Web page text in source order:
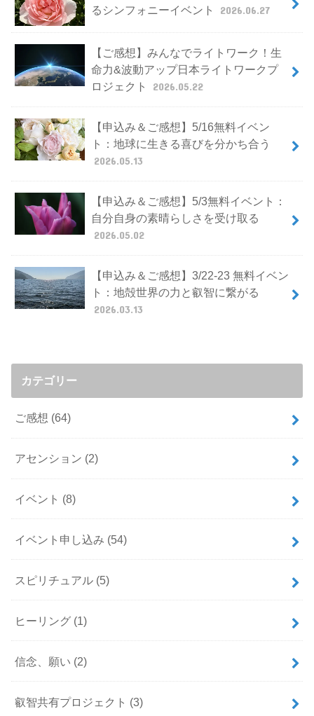
るシンフォニーイベント
2026.06.27
【ご感想】みんなでライトワーク！生
命力&波動アップ日本ライトワークプ
ロジェクト
2026.05.22
【申込み＆ご感想】5/16無料イベン
ト：地球に生きる喜びを分かち合う
2026.05.13
【申込み＆ご感想】5/3無料イベント：
自分自身の素晴らしさを受け取る
2026.05.02
【申込み＆ご感想】3/22-23 無料イベン
ト：地殻世界の力と叡智に繋がる
2026.03.13
カテゴリー
ご感想 (64)
アセンション (2)
イベント (8)
イベント申し込み (54)
スピリチュアル (5)
ヒーリング (1)
信念、願い (2)
叡智共有プロジェクト (3)